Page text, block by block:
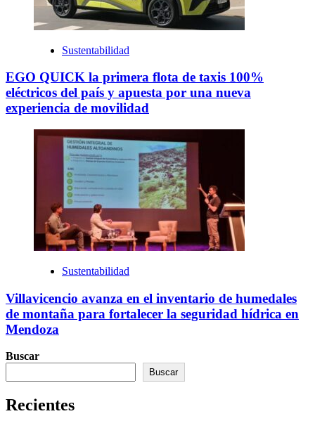
Sustentabilidad
EGO QUICK la primera flota de taxis 100%
eléctricos del país y apuesta por una nueva
experiencia de movilidad
Sustentabilidad
Villavicencio avanza en el inventario de humedales
de montaña para fortalecer la seguridad hídrica en
Mendoza
Buscar
Buscar
Recientes